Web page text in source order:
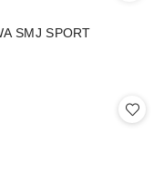
SMJ SPORT